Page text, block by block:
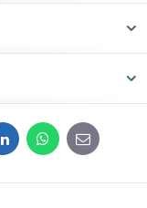
LinkedInWhatsApp
E-
mail